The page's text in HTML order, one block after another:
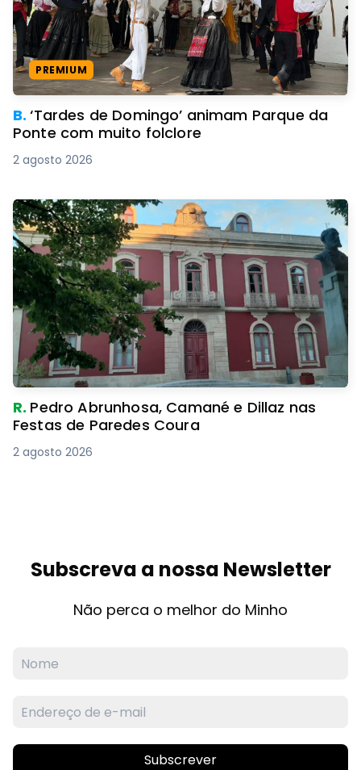
PREMIUM
B.‘Tardes de Domingo’ animam Parque da
Ponte com muito folclore
2 agosto 2026
R. Pedro Abrunhosa, Camané e Dillaz nas
Festas de Paredes Coura
2 agosto 2026
Subscreva a nossa Newsletter
Não perca o melhor do Minho
Subscrever